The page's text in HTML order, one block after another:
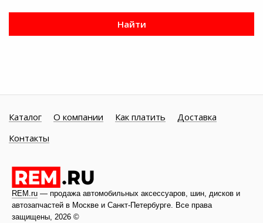
Найти
Каталог О компании Как платить
Доставка
Контакты
REM.ru — продажа автомобильных аксессуаров, шин, дисков и
автозапчастей в Москве и Санкт-Петербурге . Все права
защищены, 2026 ©